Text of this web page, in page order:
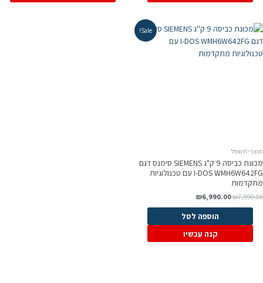
Sale!
חשמל
מכונת כביסה 9 ק"ג SIEMENS סימנס דגם
I-DOS WMH6W642FG עם טכנולוגיות
₪
₪6,990.00
הוספה לסל
קנה עכשיו